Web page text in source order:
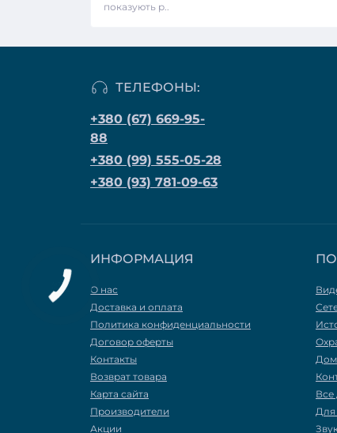
показують р..
ТЕЛЕФОНЫ:
+380 (67) 669-95-
88
+380 (99) 555-05-28
+380 (93) 781-09-63
ИНФОРМАЦИЯ
О нас
Доставка и оплата
Политика конфиденциальности
Договор оферты
Контакты
Возврат товара
Карта сайта
Производители
Акции
Все
Для